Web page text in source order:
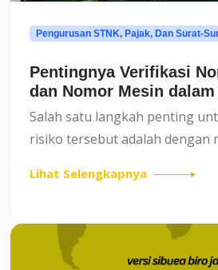
Pengurusan STNK, Pajak, Dan Surat-
Pentingnya Verifikasi
dan Nomor Mesin
Kendaraan Bekas
Salah satu langkah penting
risiko tersebut adalah dengan
komponen ini merupakan
Lihat Selengkapnya